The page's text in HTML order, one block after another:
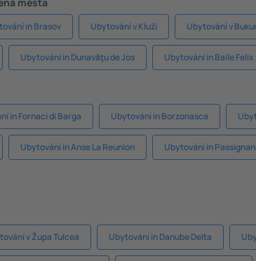
in Brasov Ubytování v Kluži Ubytování v
Ubytování in Dunavăţu de Jos Ubytování in Baile Felix
in Fornaci di Barga Ubytování in Borzonasca
Ubytování in Anse La Reunion Ubytování in
v Župa Tulcea Ubytování in Danube Delta